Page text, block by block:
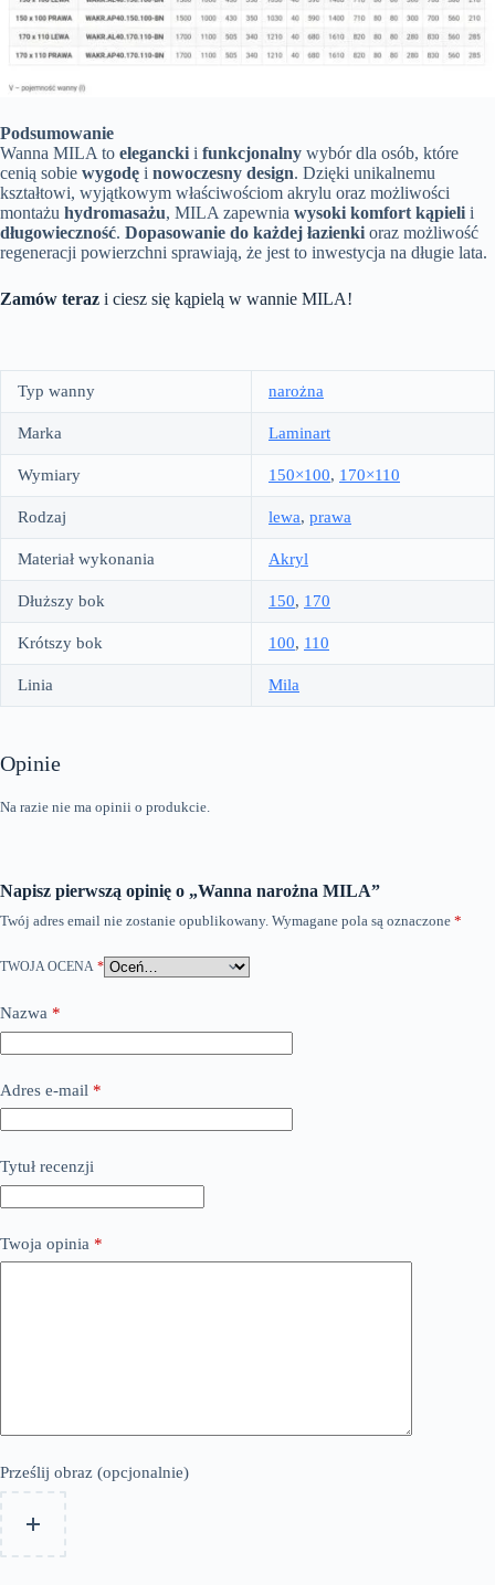
Podsumowanie
Wanna MILA to elegancki i funkcjonalny wybór dla osób, które
cenią sobie wygodę i nowoczesny design. Dzięki unikalnemu
kształtowi, wyjątkowym właściwościom akrylu oraz możliwości
montażu hydromasażu, MILA zapewnia wysoki komfort kąpieli i
długowieczność. Dopasowanie do każdej łazienki oraz możliwość
regeneracji powierzchni sprawiają, że jest to inwestycja na długie lata.
Zamów teraz i ciesz się kąpielą w wannie MILA!
Typ wanny narożna
Marka Laminart
Wymiary 150×100, 170×110
Rodzaj lewa, prawa
Materiał wykonania Akryl
Dłuższy bok 150, 170
Krótszy bok 100, 110
Linia Mila
Opinie
Na razie nie ma opinii o produkcie.
Napisz pierwszą opinię o „Wanna narożna MILA”
Twój adres email nie zostanie opublikowany. Wymagane pola są oznaczone *
TWOJA OCENA *
Nazwa *
Adres e-mail *
Tytuł recenzji
Twoja opinia *
Prześlij obraz (opcjonalnie)